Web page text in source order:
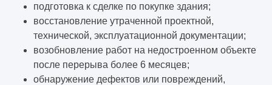
подготовка к сделке по покупке здания;
восстановление утраченной проектной,
технической, эксплуатационной документации;
возобновление работ на недостроенном объекте
после перерыва более 6 месяцев;
обнаружение дефектов или повреждений,